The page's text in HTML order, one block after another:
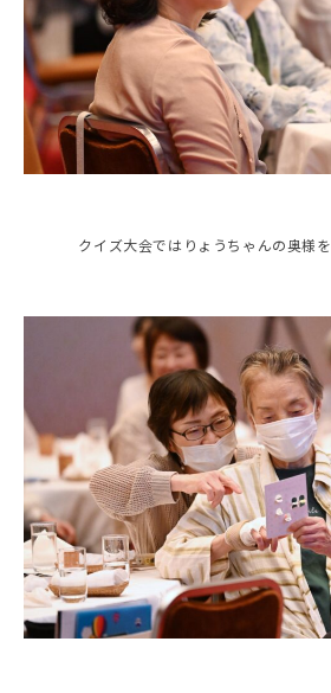
クイズ大会ではりょうちゃんの奥様